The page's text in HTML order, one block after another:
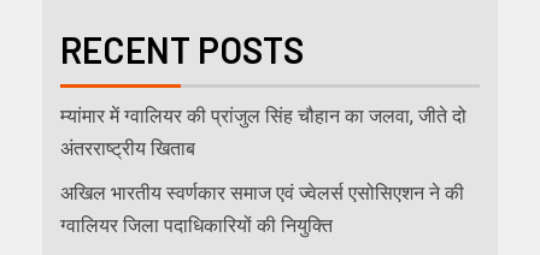
RECENT POSTS
म्यांमार में ग्वालियर की प्रांजुल सिंह चौहान का जलवा, जीते दो
अंतरराष्ट्रीय खिताब
अखिल भारतीय स्वर्णकार समाज एवं ज्वेलर्स एसोसिएशन ने की
ग्वालियर जिला पदाधिकारियों की नियुक्ति